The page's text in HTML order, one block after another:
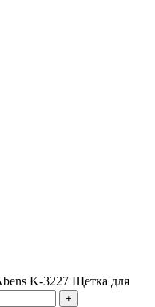
K-3227 Щетка для